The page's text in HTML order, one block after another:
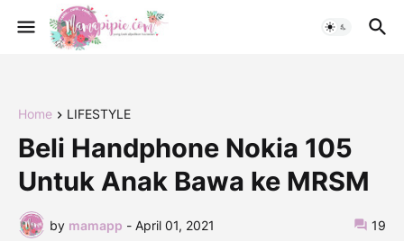
Home LIFESTYLE
Beli Handphone Nokia 105
Untuk Anak Bawa ke MRSM
by mamapp - April 01, 2021 19